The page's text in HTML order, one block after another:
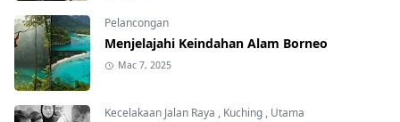
Pelancongan
Menjelajahi Keindahan Alam Borneo
Mac 7, 2025
Kecelakaan Jalan Raya , Kuching, Utama